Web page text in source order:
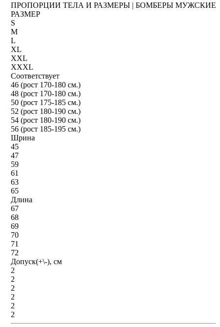
ПРОПОРЦИИ ТЕЛА И РАЗМЕРЫ | БОМБЕРЫ МУЖСКИЕ
РАЗМЕР
S
M
L
XL
XXL
XXXL
Соответствует
46 (рост 170-180 см.)
48 (рост 170-180 см.)
50 (рост 175-185 см.)
52 (рост 180-190 см.)
54 (рост 180-190 см.)
56 (рост 185-195 см.)
Шрина
45
47
59
61
63
65
Длина
67
68
69
70
71
72
Допуск(+\-), см
2
2
2
2
2
2